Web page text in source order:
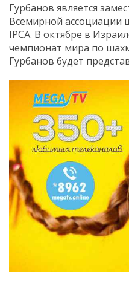
Гурбанов является
Всемирной ассоциации
IPCA. В октябре в
чемпионат мира по
Гурбанов будет